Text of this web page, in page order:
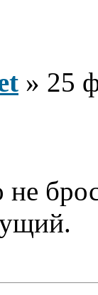
» 25
не